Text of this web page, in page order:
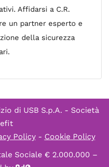
Affidarsi a C.R.
un partner esperto e
della sicurezza
di USB S.p.A. - Società
Policy- Cookie Policy
Sociale € 2.000.000 –